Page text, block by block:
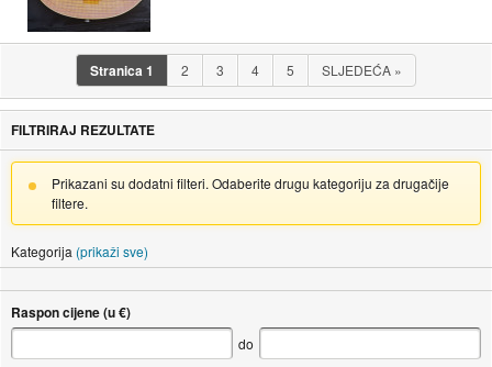
Stranica1 2 3 4 5 SLJEDEĆA »
FILTRIRAJ REZULTATE
Prikazani su dodatni filteri. Odaberite drugu kategoriju za drugačije
filtere.
Kategorija (prikaži sve)
Raspon cijene (u €)
do